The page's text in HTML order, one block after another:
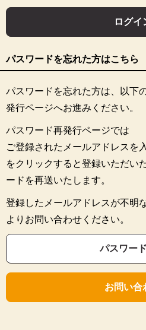
ログイ
パスワードを忘れた方はこちら
パスワードを忘れた方は、以下
発行ページへお進みください。
パスワード再発行ページでは
ご登録されたメールアドレスを
をクリックすると登録いただい
ードを再送いたします。
登録したメールアドレスが不明
よりお問い合わせください。
パスワー
お問い合